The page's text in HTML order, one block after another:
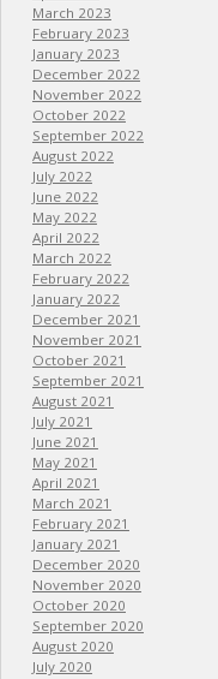
March 2023
February 2023
January 2023
December 2022
November 2022
October 2022
September 2022
August 2022
July 2022
June 2022
May 2022
April 2022
March 2022
February 2022
January 2022
December 2021
November 2021
October 2021
September 2021
August 2021
July 2021
June 2021
May 2021
April 2021
March 2021
February 2021
January 2021
December 2020
November 2020
October 2020
September 2020
August 2020
July 2020